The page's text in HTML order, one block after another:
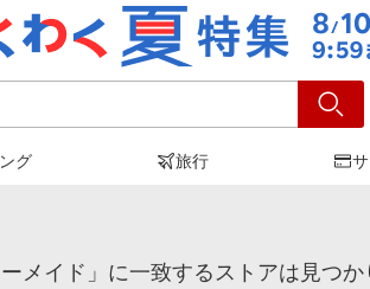
グ 旅行
メイド」に一致するストアは見つか